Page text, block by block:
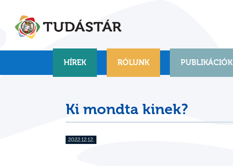
content
HÍREK RÓLUNK PUBLIKÁCIÓK
Ki mondta kinek?
2022.12.12.